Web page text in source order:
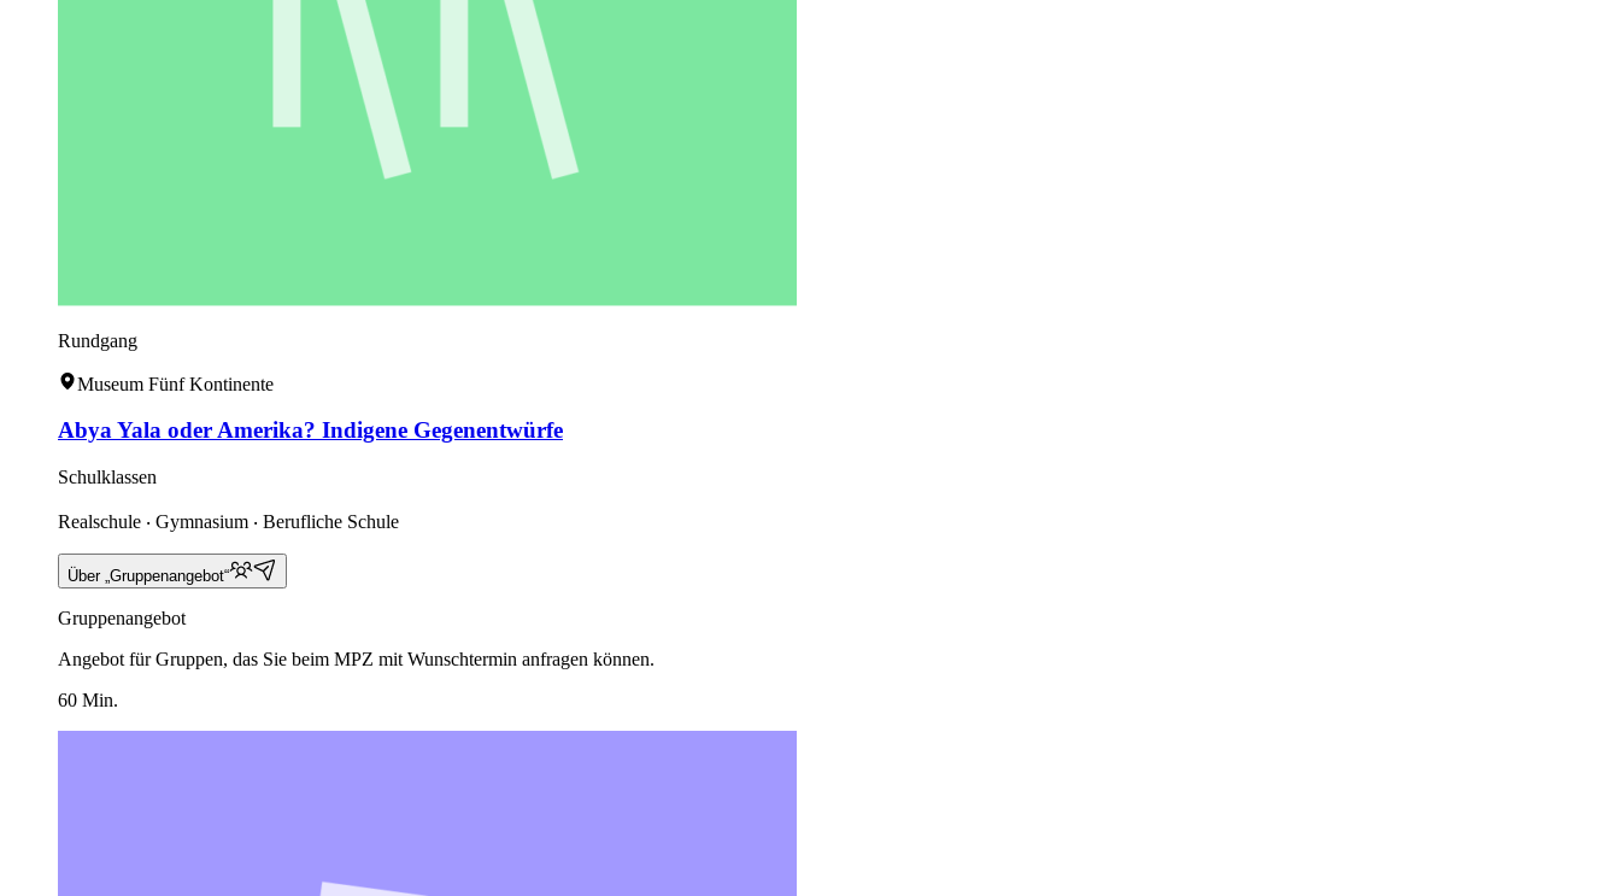
Rundgang
Museum Fünf Kontinente
Abya Yala oder Amerika? Indigene Gegenentwürfe
Schulklassen
Realschule ‧ Gymnasium ‧ Berufliche Schule
Über „Gruppenangebot“
Gruppenangebot
Angebot für Gruppen, das Sie beim MPZ mit Wunschtermin anfragen können.
60 Min.